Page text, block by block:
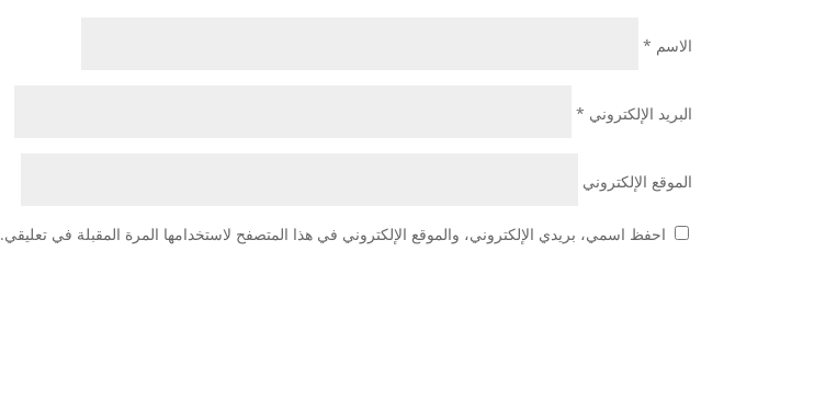
الاسم *
البريد الإلكتروني *
الموقع الإلكتروني
احفظ اسمي، بريدي الإلكتروني، والموقع الإلكتروني في هذا المتصفح لاستخدامها المرة المقبلة في تعليقي.